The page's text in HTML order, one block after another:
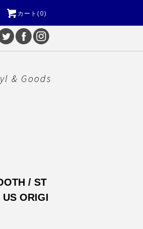
カート(0)
& Goods
/ ST
US ORIGI